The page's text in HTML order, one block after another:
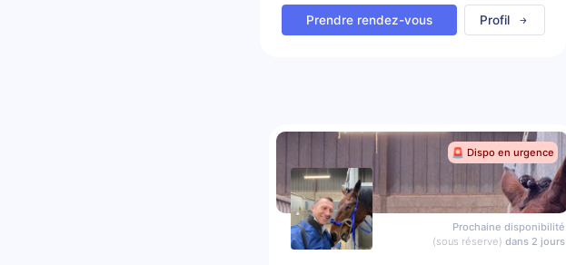
Prendre rendez-vous Profil
🚨 Dispo en urgence
Prochaine disponibilité
(sous réserve) dans 2 jours